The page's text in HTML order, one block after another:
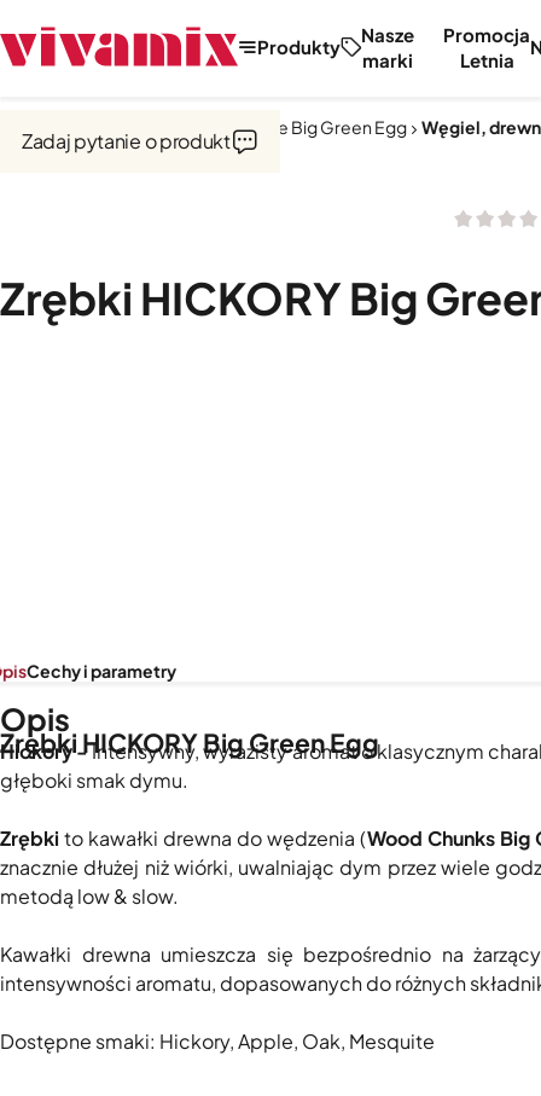
Produkty
Nasze
marki
Promocja
Letnia
Kuchnie zewnętrzne Big Green Egg Węgiel,
Zrębki HICKORY Big
Zadaj pytanie o produkt
Zrębki HICKORY Big Green Egg
Cechy i parametry
Opis
Hickory -Intensywny, wyrazisty aromat o klasycznym
głęboki smak dymu.
Zrębki to kawałki drewna do wędzenia (Wood Chunks Big
znacznie dłużej niż wiórki, uwalniając dym przez wiele
metodą low & slow.
Kawałki drewna umieszcza się bezpośrednio na
intensywności aromatu, dopasowanych do różnych
Dostępne smaki: Hickory, Apple, Oak, Mesquite